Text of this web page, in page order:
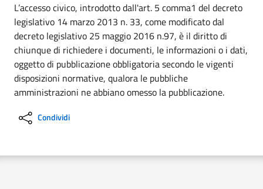
L’accesso civico, introdotto dall'art. 5 comma1 del decreto
legislativo 14 marzo 2013 n. 33, come modificato dal
decreto legislativo 25 maggio 2016 n.97, è il diritto di
chiunque di richiedere i documenti, le informazioni o i dati,
oggetto di pubblicazione obbligatoria secondo le vigenti
disposizioni normative, qualora le pubbliche
amministrazioni ne abbiano omesso la pubblicazione.
Condividi